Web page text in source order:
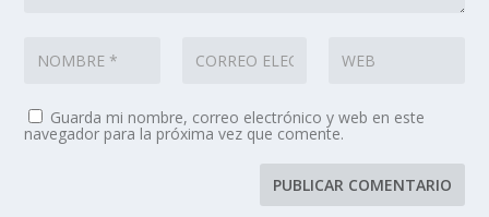
Guarda mi nombre, correo electrónico y web en este
navegador para la próxima vez que comente.